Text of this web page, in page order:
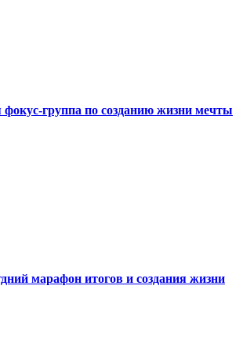
фокус-группа по созданию жизни мечты
марафон итогов и создания жизни